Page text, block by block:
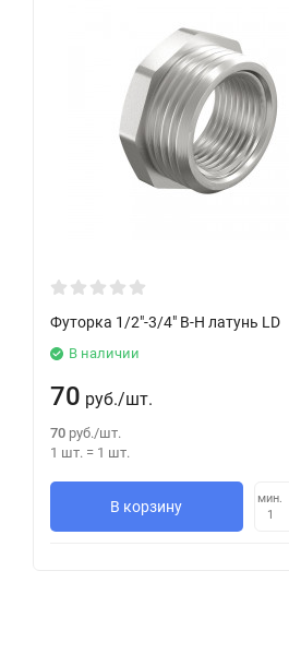
Футорка 1/2"-3/4" В-Н латунь LD
В наличии
70 руб./шт.
70 руб./шт.
1 шт. = 1 шт.
В корзину
мин.
1